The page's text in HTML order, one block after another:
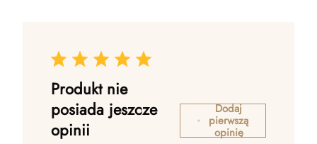
Produkt nie
posiada jeszcze
opinii
Dodaj
pierwszą
opinię